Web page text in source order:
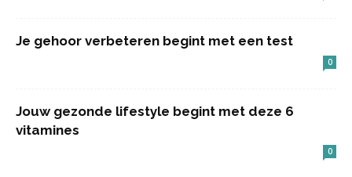
Je gehoor verbeteren begint met een test
0
Jouw gezonde lifestyle begint met deze 6
vitamines
0